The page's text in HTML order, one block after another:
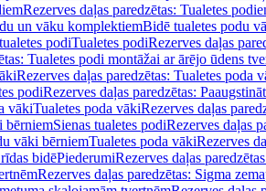
Rezerves daļas paredzētas: Tualetes
un vāku komplektiemBidē tualetes podu
podiTualetes podiRezerves daļas
Tualetes podi montāžai ar ārējo ūdens
Rezerves daļas paredzētas: Tualetes poda
podiRezerves daļas paredzētas:
vākiTualetes poda vākiRezerves daļas
bērniemSienas tualetes podiRezerves daļas
vāki bērniemTualetes poda vākiRezerves
bidēPiederumiRezerves daļas
Rezerves daļas paredzētas: Sigma